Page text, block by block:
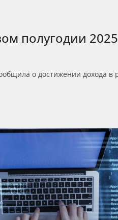
полугодии
о достижении дохода в